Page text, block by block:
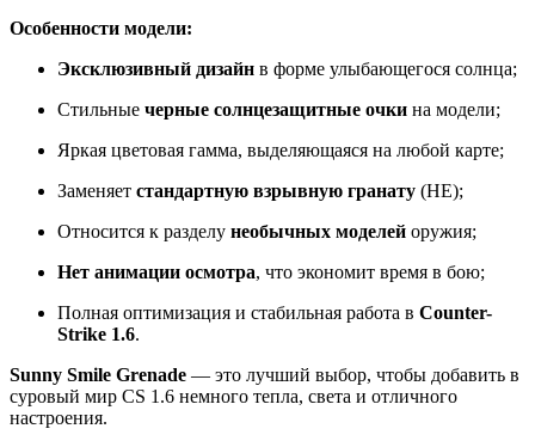
Особенности модели:
Эксклюзивный дизайн в форме улыбающегося солнца;
Стильные черные солнцезащитные очки на модели;
Яркая цветовая гамма, выделяющаяся на любой карте;
Заменяет стандартную взрывную гранату (HE);
Относится к разделу необычных моделей оружия;
Нет анимации осмотра, что экономит время в бою;
Полная оптимизация и стабильная работа в Counter-
Strike 1.6.
Sunny Smile Grenade — это лучший выбор, чтобы добавить в
суровый мир CS 1.6 немного тепла, света и отличного
настроения.